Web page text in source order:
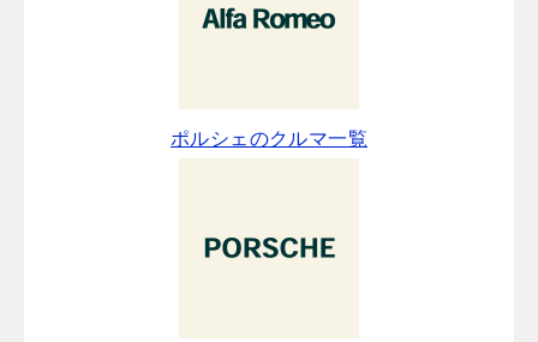
ポルシェのクルマ一覧